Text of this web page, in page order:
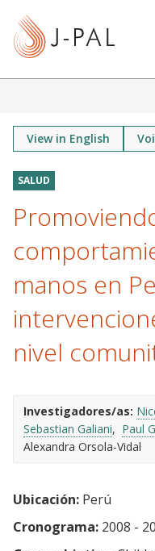
View in English
SALUD
manos en
nivel
Investigadores/as:
Sebastian Galiani
Paul
Alexandra Orsola-Vidal
Ubicación: Perú
Cronograma: 2008 -